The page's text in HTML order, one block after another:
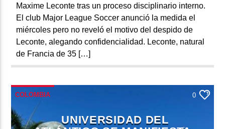
Maxime Leconte tras un proceso disciplinario interno.
El club Major League Soccer anunció la medida el
miércoles pero no reveló el motivo del despido de
Leconte, alegando confidencialidad. Leconte, natural
de Francia de 35 […]
COLOMBIA 0
UNIVERSIDAD DEL